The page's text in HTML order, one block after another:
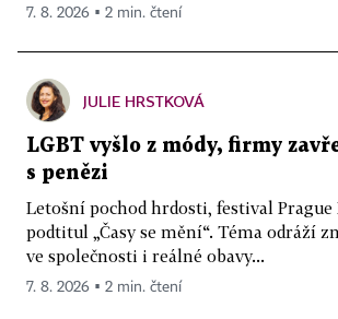
7. 8. 2026 ▪ 2 min. čtení
JULIE HRSTKOVÁ
LGBT vyšlo z módy, firmy
s penězi
Letošní pochod hrdosti, festival Prague
podtitul „Časy se mění“. Téma odráží
ve společnosti i reálné obavy...
7. 8. 2026 ▪ 2 min. čtení